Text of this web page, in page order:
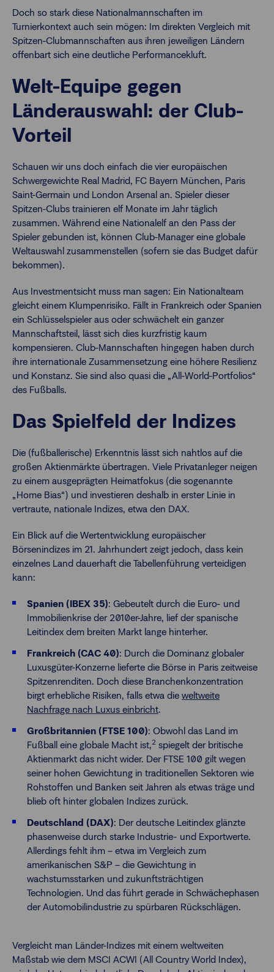
Doch so stark diese Nationalmannschaften im
Turnierkontext auch sein mögen: Im direkten Vergleich mit
Spitzen-Clubmannschaften aus ihren jeweiligen Ländern
offenbart sich eine deutliche Performancekluft.
Welt-Equipe gegen
Länderauswahl: der Club-
Vorteil
Schauen wir uns doch einfach die vier europäischen
Schwergewichte Real Madrid, FC Bayern München, Paris
Saint-Germain und London Arsenal an. Spieler dieser
Spitzen-Clubs trainieren elf Monate im Jahr täglich
zusammen. Während eine Nationalelf an den Pass der
Spieler gebunden ist, können Club-Manager eine globale
Weltauswahl zusammenstellen (sofern sie das Budget dafür
bekommen).
Aus Investmentsicht muss man sagen: Ein Nationalteam
gleicht einem Klumpenrisiko. Fällt in Frankreich oder Spanien
ein Schlüsselspieler aus oder schwächelt ein ganzer
Mannschaftsteil, lässt sich dies kurzfristig kaum
kompensieren. Club-Mannschaften hingegen haben durch
ihre internationale Zusammensetzung eine höhere Resilienz
und Konstanz. Sie sind also quasi die „All-World-Portfolios“
des Fußballs.
Das Spielfeld der Indizes
Die (fußballerische) Erkenntnis lässt sich nahtlos auf die
großen Aktienmärkte übertragen. Viele Privatanleger neigen
zu einem ausgeprägten Heimatfokus (die sogenannte
„Home Bias“) und investieren deshalb in erster Linie in
vertraute, nationale Indizes, etwa den DAX.
Ein Blick auf die Wertentwicklung europäischer
Börsenindizes im 21. Jahrhundert zeigt jedoch, dass kein
einzelnes Land dauerhaft die Tabellenführung verteidigen
kann:
Spanien (IBEX 35): Gebeutelt durch die Euro- und
Immobilienkrise der 2010er-Jahre, lief der spanische
Leitindex dem breiten Markt lange hinterher.
Frankreich (CAC 40): Durch die Dominanz globaler
Luxusgüter-Konzerne lieferte die Börse in Paris zeitweise
Spitzenrenditen. Doch diese Branchenkonzentration
birgt erhebliche Risiken, falls etwa die weltweite
Nachfrage nach Luxus einbricht.
Großbritannien (FTSE 100): Obwohl das Land im
Fußball eine globale Macht ist,2 spiegelt der britische
Aktienmarkt das nicht wider. Der FTSE 100 gilt wegen
seiner hohen Gewichtung in traditionellen Sektoren wie
Rohstoffen und Banken seit Jahren als etwas träge und
blieb oft hinter globalen Indizes zurück.
Deutschland (DAX): Der deutsche Leitindex glänzte
phasenweise durch starke Industrie- und Exportwerte.
Allerdings fehlt ihm – etwa im Vergleich zum
amerikanischen S&P – die Gewichtung in
wachstumsstarken und zukunftsträchtigen
Technologien. Und das führt gerade in Schwächephasen
der Automobilindustrie zu spürbaren Rückschlägen.
Vergleicht man Länder-Indizes mit einem weltweiten
Maßstab wie dem MSCI ACWI (All Country World Index),